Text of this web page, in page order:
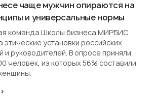
чаще мужчин опираются на
и универсальные нормы
команда Школы бизнеса МИРБИС
установки российских
и руководителей. В опросе приняли
человек, из которых 56% составили